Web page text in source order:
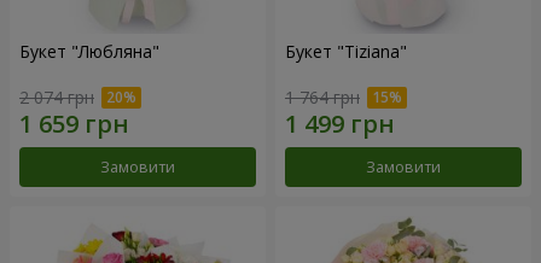
Букет "Любляна"
2 074 грн
Замовити
Букет "Tiziana"
1 764 грн
Замовити